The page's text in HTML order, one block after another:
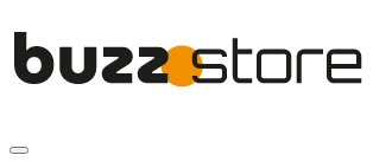
content
Primary